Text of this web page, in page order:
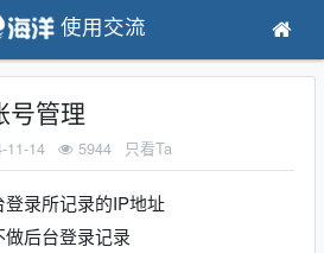
使用交流
号管理
11-14 5944 只看Ta
录所记录的IP地址
后台登录记录